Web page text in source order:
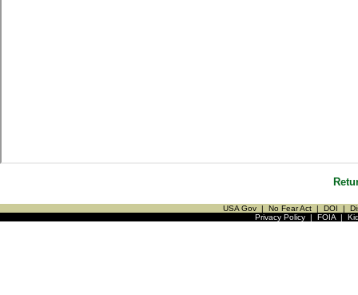
USA Gov | No Fear Act | DOI |
Privacy Policy| FOIA|